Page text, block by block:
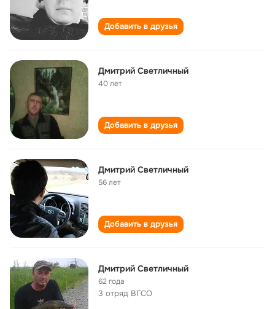
Добавить в друзья
Дмитрий Светличный
40 лет
Добавить в друзья
Дмитрий Светличный
56 лет
Добавить в друзья
Дмитрий Светличный
62 года
3 отряд ВГСО